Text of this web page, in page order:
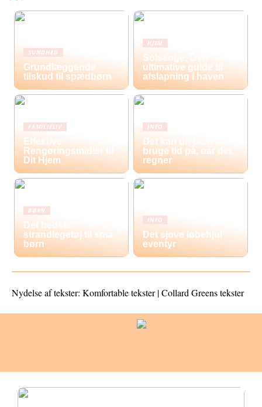
SUNDHED
Grundlæggende
tilskud til spædbørn
HJEM
Solsenge: Den
ultimative guide til
afslapning i haven
FAMILIELIV
Effektive
Rengøringsmidler til
Dit Hjem
INFO
Det kan dit barn
bruge tid på, når det
regner
BØRN
Det bedste
strandlegetøj til små
børn
INFO
Det sjove løbehjul
eventyr
Nydelse af tekster: Komfortable tekster | Collard Greens tekster